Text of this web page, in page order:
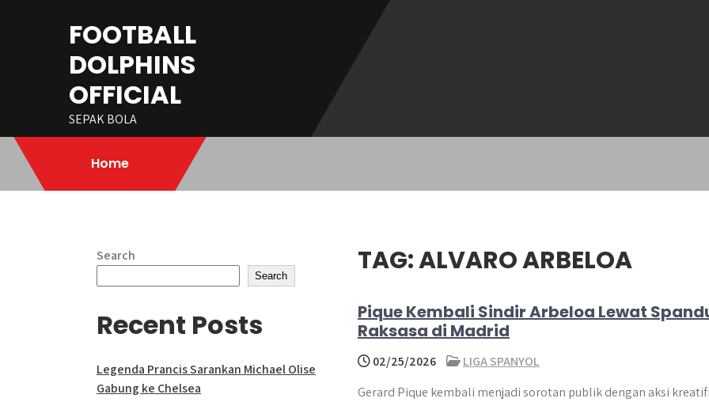
FOOTBALL
DOLPHINS
OFFICIAL
SEPAK BOLA
Home
TAG:ALVARO ARBELOA
Pique Kembali Sindir Arbeloa Lewat
Raksasa di Madrid
02/25/2026
LIGA SPANYOL
Gerard Pique kembali menjadi sorotan publik dengan aksi
Search
Search
Recent Posts
Legenda Prancis Sarankan Michael Olise
Gabung ke Chelsea